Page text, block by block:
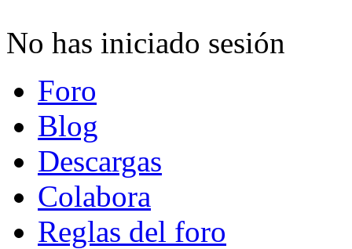
No has iniciado sesión
Foro
Blog
Descargas
Colabora
Reglas del foro